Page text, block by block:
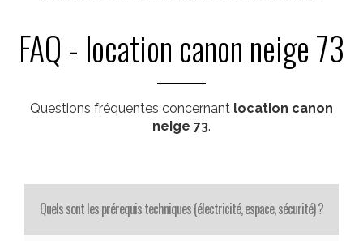
FAQ - location canon neige 73
Questions fréquentes concernant location canon
neige 73.
Quels sont les prérequis techniques (électricité, espace, sécurité) ?